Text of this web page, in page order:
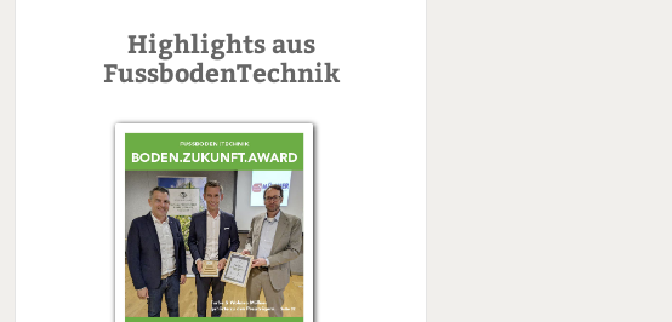
Highlights aus
FussbodenTechnik